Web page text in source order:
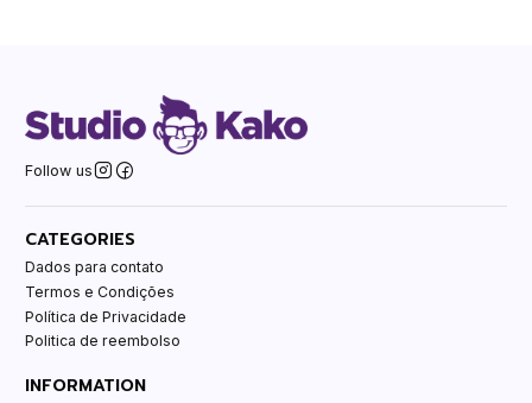
Follow us
CATEGORIES
Dados para contato
Termos e Condições
Política de Privacidade
Politica de reembolso
INFORMATION